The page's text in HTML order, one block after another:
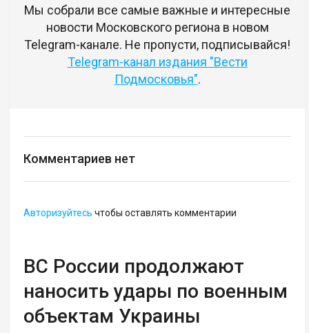
Мы собрали все самые важные и интересные
новости Московского региона в новом
Telegram-канале. Не пропусти, подписывайся!
Telegram-канал издания "Вести
Подмосковья".
Комментариев нет
Авторизуйтесь чтобы оставлять комментарии
ВС России продолжают
наносить удары по военным
объектам Украины